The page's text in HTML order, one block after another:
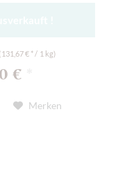
(131,67 € * / 1 kg)
€
Merken